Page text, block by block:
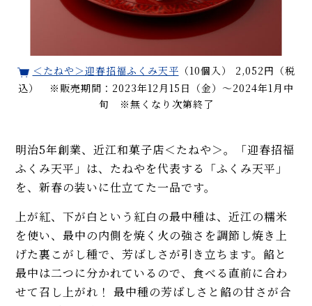
＜たねや＞迎春招福ふくみ天平 （10個入） 2,052円（税
込） ※販売期間：2023年12月15日（金）〜2024年1月中
旬 ※無くなり次第終了
明治5年創業、近江和菓子店＜たねや＞。「迎春招福
ふくみ天平」は、たねやを代表する「ふくみ天平」
を、新春の装いに仕立てた一品です。
上が紅、下が白という紅白の最中種は、近江の糯米
を使い、最中の内側を焼く火の強さを調節し焼き上
げた裏こがし種で、芳ばしさが引き立ちます。餡と
最中は二つに分かれているので、食べる直前に合わ
せて召し上がれ！ 最中種の芳ばしさと餡の甘さが合